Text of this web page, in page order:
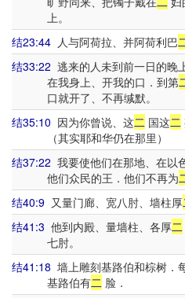
上。
结23:44 人与阿荷拉、并阿荷利巴
结33:22 逃来的人未到前一日的晚
在我身上、开我的口．到第
口就开了、不再缄默。
结35:10 因为你曾说、这二 国这二
（其实耶和华仍在那里）
结37:22 我要使他们在那地、在以
他们众民的王．他们不再为
结40:9 又量门廊、宽八肘、墙柱厚
结41:3 他到内殿、量墙柱、各厚二
七肘。
结41:18 墙上雕刻基路伯和棕树．
基路伯有二脸．